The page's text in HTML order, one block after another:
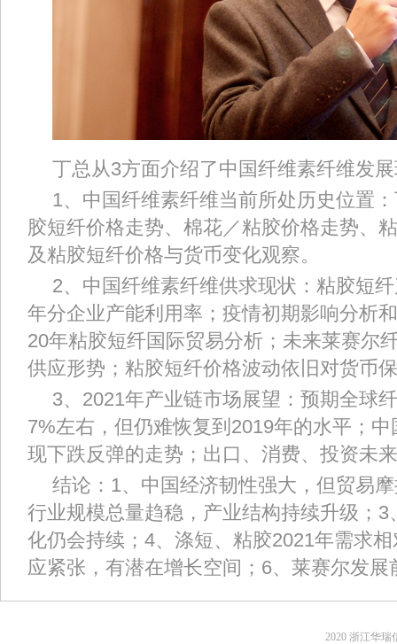
丁总从3方面介绍了中国纤维素纤维发
1、中国纤维素纤维当前所处历史位置
胶短纤价格走势、棉花／粘胶价格走势、
及粘胶短纤价格与货币变化观察。
2、中国纤维素纤维供求现状：粘胶短
年分企业产能利用率；疫情初期影响分析
20年粘胶短纤国际贸易分析；未来莱赛尔
供应形势；粘胶短纤价格波动依旧对货币
3、2021年产业链市场展望：预期全球
7%左右，但仍难恢复到2019年的水平；
现下跌反弹的走势；出口、消费、投资未
结论：1、中国经济韧性强大，但贸易
行业规模总量趋稳，产业结构持续升级；
化仍会持续；4、涤短、粘胶2021年需求
应紧张，有潜在增长空间；6、莱赛尔发展
2020 浙江华瑞